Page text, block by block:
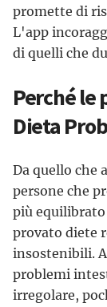
promette di
L'app
di quelli che
Perché le
Dieta
Da quello che
persone che
più equilibrato
provato diete
insostenibili.
problemi
irregolare,